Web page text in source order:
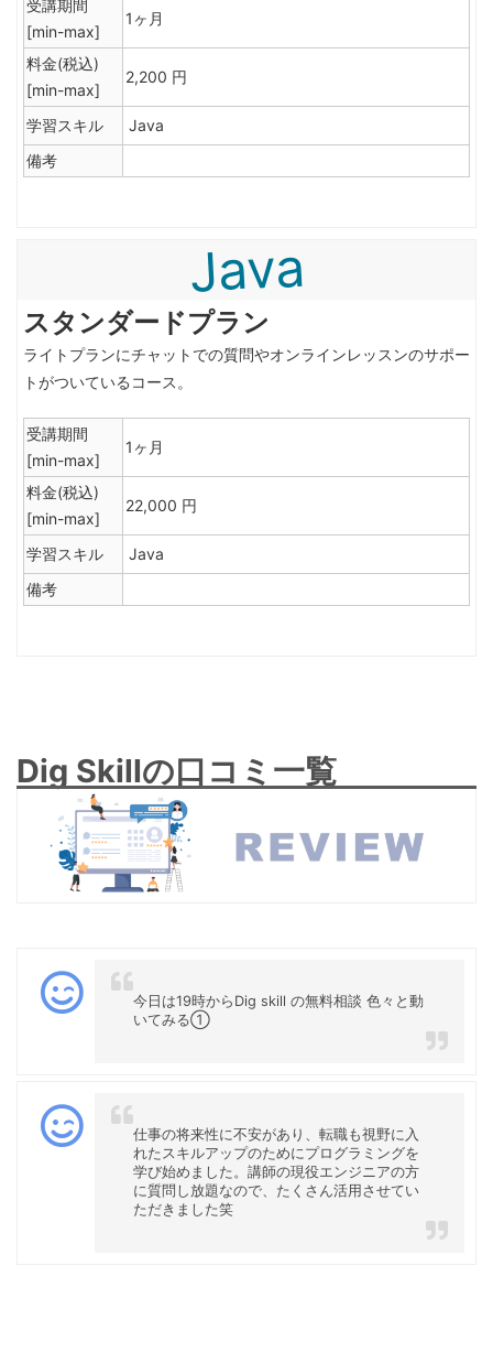
受講期間
[min-max]
1ヶ月
料金(税込)
[min-max]
2,200 円
学習スキル
Java
備考
Java
スタンダードプラン
ライトプランにチャットでの質問やオンラインレッスンのサポー
トがついているコース。
受講期間
[min-max]
1ヶ月
料金(税込)
[min-max]
22,000 円
学習スキル
Java
備考
Dig Skillの口コミ一覧
今日は19時からDig skill の無料相談 色々と動
いてみる①
仕事の将来性に不安があり、転職も視野に入
れたスキルアップのためにプログラミングを
学び始めました。講師の現役エンジニアの方
に質問し放題なので、たくさん活用させてい
ただきました笑